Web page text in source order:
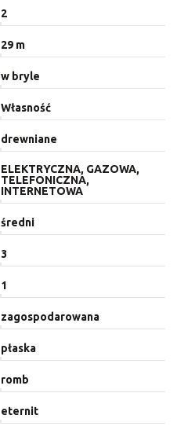
2
29 m
w bryle
Własność
drewniane
ELEKTRYCZNA, GAZOWA,
TELEFONICZNA,
INTERNETOWA
średni
3
1
zagospodarowana
płaska
romb
eternit